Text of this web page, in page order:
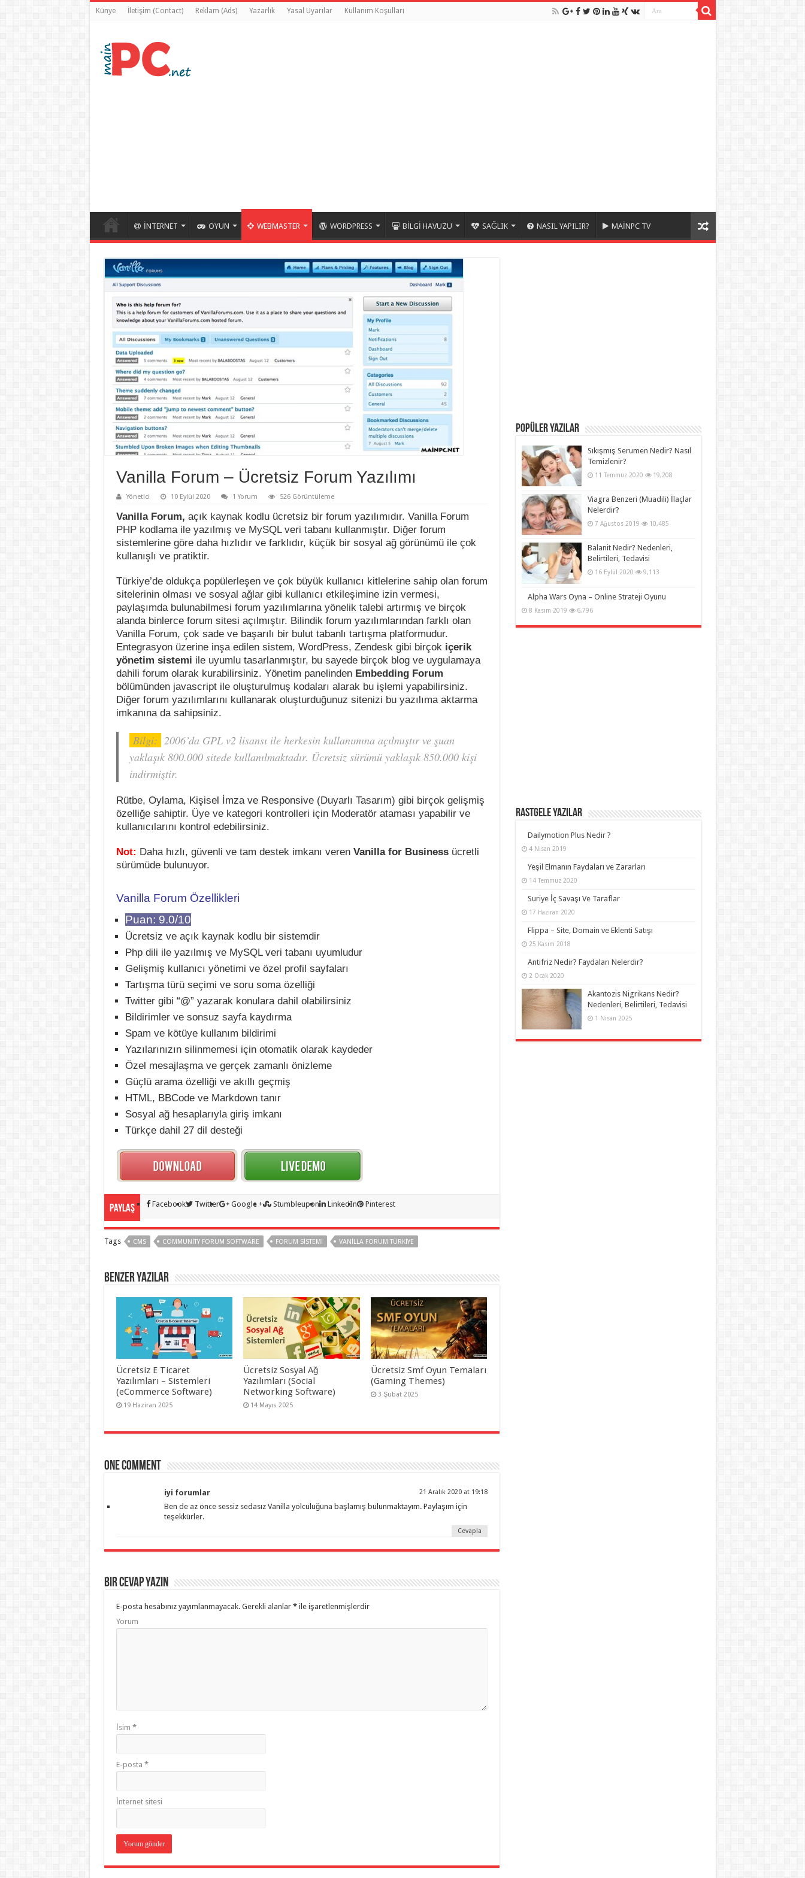
Künye İletişim (Contact) Reklam (Ads) Yazarlık Yasal Uyarılar Kullanım Koşulları
İNTERNET OYUN WEBMASTER WORDPRESS BİLGİ HAVUZU SAĞLIK NASIL YAPILIR? MAİNPC TV
Vanilla Forum – Ücretsiz Forum Yazılımı
Yönetici 10 Eylül 2020 1 Yorum 526 Görüntüleme
Vanilla Forum, açık kaynak kodlu ücretsiz bir forum yazılımıdır. Vanilla Forum
PHP kodlama ile yazılmış ve MySQL veri tabanı kullanmıştır. Diğer forum
sistemlerine göre daha hızlıdır ve farklıdır, küçük bir sosyal ağ görünümü ile çok
kullanışlı ve pratiktir.
Türkiye’de oldukça popülerleşen ve çok büyük kullanıcı kitlelerine sahip olan forum
sitelerinin olması ve sosyal ağlar gibi kullanıcı etkileşimine izin vermesi,
paylaşımda bulunabilmesi forum yazılımlarına yönelik talebi artırmış ve birçok
alanda binlerce forum sitesi açılmıştır. Bilindik forum yazılımlarından farklı olan
Vanilla Forum, çok sade ve başarılı bir bulut tabanlı tartışma platformudur.
Entegrasyon üzerine inşa edilen sistem, WordPress, Zendesk gibi birçok içerik
yönetim sistemi ile uyumlu tasarlanmıştır, bu sayede birçok blog ve uygulamaya
dahili forum olarak kurabilirsiniz. Yönetim panelinden Embedding Forum
bölümünden javascript ile oluşturulmuş kodaları alarak bu işlemi yapabilirsiniz.
Diğer forum yazılımlarını kullanarak oluşturduğunuz sitenizi bu yazılıma aktarma
imkanına da sahipsiniz.
Bilgi: 2006’da GPL v2 lisansı ile herkesin kullanımına açılmıştır ve şuan
yaklaşık 800.000 sitede kullanılmaktadır. Ücretsiz sürümü yaklaşık 850.000 kişi
indirmiştir.
Rütbe, Oylama, Kişisel İmza ve Responsive (Duyarlı Tasarım) gibi birçok gelişmiş
özelliğe sahiptir. Üye ve kategori kontrolleri için Moderatör ataması yapabilir ve
kullanıcılarını kontrol edebilirsiniz.
Not: Daha hızlı, güvenli ve tam destek imkanı veren Vanilla for Businessücretli
sürümüde bulunuyor.
Vanilla Forum Özellikleri
Puan: 9.0/10
Ücretsiz ve açık kaynak kodlu bir sistemdir
Php dili ile yazılmış ve MySQL veri tabanı uyumludur
Gelişmiş kullanıcı yönetimi ve özel profil sayfaları
Tartışma türü seçimi ve soru soma özelliği
Twitter gibi “@” yazarak konulara dahil olabilirsiniz
Bildirimler ve sonsuz sayfa kaydırma
Spam ve kötüye kullanım bildirimi
Yazılarınızın silinmemesi için otomatik olarak kaydeder
Özel mesajlaşma ve gerçek zamanlı önizleme
Güçlü arama özelliği ve akıllı geçmiş
HTML, BBCode ve Markdown tanır
Sosyal ağ hesaplarıyla giriş imkanı
Türkçe dahil 27 dil desteği
Paylaş Facebook Twitter Google + Stumbleupon LinkedIn Pinterest
Tags CMS COMMUNITY FORUM SOFTWARE FORUM SISTEMI VANILLA FORUM TÜRKIYE
BENZER YAZILAR
Ücretsiz E Ticaret
Yazılımları – Sistemleri
(eCommerce Software)
19 Haziran 2025
Ücretsiz Sosyal Ağ
Yazılımları (Social
Networking Software)
14 Mayıs 2025
Ücretsiz Smf Oyun Temaları
(Gaming Themes)
3 Şubat 2025
One comment
iyi forumlar 21 Aralık 2020 at 19:18
Ben de az önce sessiz sedasız Vanilla yolculuğuna başlamış bulunmaktayım. Paylaşım için
teşekkürler.
Cevapla
Bir Cevap Yazın
E-posta hesabınız yayımlanmayacak.Gerekli alanlar *ile işaretlenmişlerdir
Yorum
İsim *
E-posta *
İnternet sitesi
POPÜLER YAZILAR
Sıkışmış Serumen Nedir? Nasıl
Temizlenir?
11 Temmuz 2020 19,208
Viagra Benzeri (Muadili) İlaçlar
Nelerdir?
7 Ağustos 2019 10,485
Balanit Nedir? Nedenleri,
Belirtileri, Tedavisi
16 Eylül 2020 9,113
Alpha Wars Oyna – Online Strateji Oyunu
8 Kasım 2019 6,796
RASTGELE YAZILAR
Dailymotion Plus Nedir ?
4 Nisan 2019
Yeşil Elmanın Faydaları ve Zararları
14 Temmuz 2020
Suriye İç Savaşı Ve Taraflar
17 Haziran 2020
Flippa – Site, Domain ve Eklenti Satışı
25 Kasım 2018
Antifriz Nedir? Faydaları Nelerdir?
2 Ocak 2020
Akantozis Nigrikans Nedir?
Nedenleri, Belirtileri, Tedavisi
1 Nisan 2025